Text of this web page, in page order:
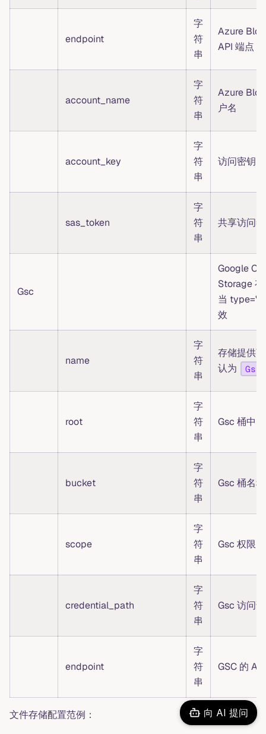
endpoint
字
符
串
Azure
API 端点
account_name
字
符
串
Azure
户名
account_key
字
符
串
访问密钥
sas_token
字
符
串
共享访问
Gsc
Google
Storage
当
效
name
字
符
串
存储提供
认为
Gsc
root
字
符
串
Gsc 桶中
bucket
字
符
串
Gsc 桶名称
scope
字
符
串
Gsc 权限
credential_path
字
符
串
Gsc 访问
endpoint
字
符
串
GSC 的
文件存储配置范例： 向 AI 提问